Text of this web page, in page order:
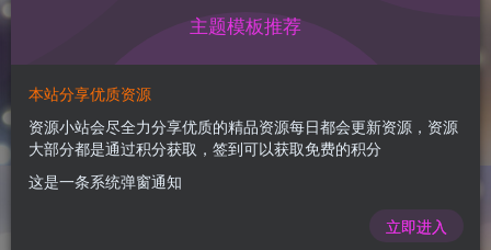
人人必修的Al觉醒课，AI工具全解，从办公神器到
创意设计
1年前更新
68 13
主题模板推荐
本站分享优质资源
资源小站会尽全力分享优质的精品资源每日都会更新资源，资源
大部分都是通过积分获取，签到可以获取免费的积分
这是一条系统弹窗通知
立即进入